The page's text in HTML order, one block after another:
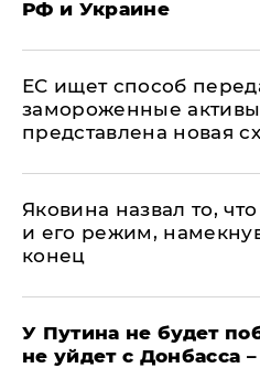
РФ и Украине
ЕС ищет способ
замороженные
представлена новая
Яковина назвал то,
и его режим,
конец
У Путина не будет
не уйдет с Донбасса